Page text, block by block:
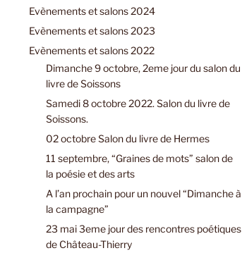
Evènements et salons 2024
Evènements et salons 2023
Evènements et salons 2022
Dimanche 9 octobre, 2eme jour du salon du
livre de Soissons
Samedi 8 octobre 2022. Salon du livre de
Soissons.
02 octobre Salon du livre de Hermes
11 septembre, “Graines de mots” salon de
la poésie et des arts
A l’an prochain pour un nouvel “Dimanche à
la campagne”
23 mai 3eme jour des rencontres poétiques
de Château-Thierry